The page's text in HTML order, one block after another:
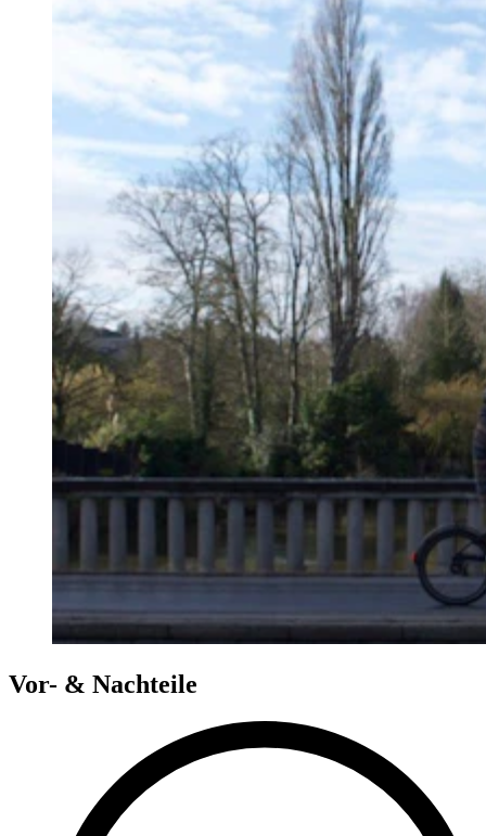
Vor- & Nachteile